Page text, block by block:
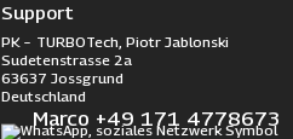
Support
PK – TURBOTech, Piotr Jablonski
Sudetenstrasse 2a
63637 Jossgrund
Deutschland
Marco +49 171 4778673